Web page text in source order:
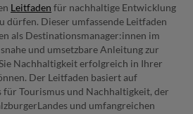
Leitfaden für nachhaltige Entwicklung
dürfen. Dieser umfassende Leitfaden
als Destinationsmanager:innen im
und umsetzbare Anleitung zur
Nachhaltigkeit erfolgreich in Ihrer
Der Leitfaden basiert auf
Tourismus und Nachhaltigkeit, der
und umfangreichen